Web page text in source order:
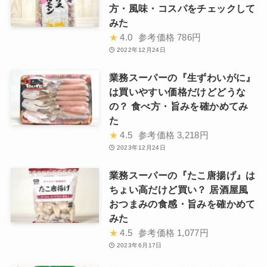
方・風味・コスパをチェックして
みた
★ 4.0 参考価格 786円
2022年12月24日
業務スーパーの『生ずわいがに』
は買いやすい価格だけどどうな
の？ 食べ方・旨みを確かめてみ
た
★ 4.5 参考価格 3,218円
2023年12月24日
業務スーパーの『たこ唐揚げ』は
ちょい高だけど買い？ 居酒屋風
おつまみの食感・旨みを確かめて
みた
★ 4.5 参考価格 1,077円
2023年6月17日